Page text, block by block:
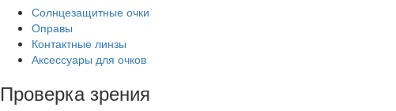
Солнцезащитные очки
Оправы
Контактные линзы
Аксессуары для очков
Проверка зрения